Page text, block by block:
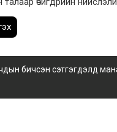
бичсэн сэтгэгдэлд